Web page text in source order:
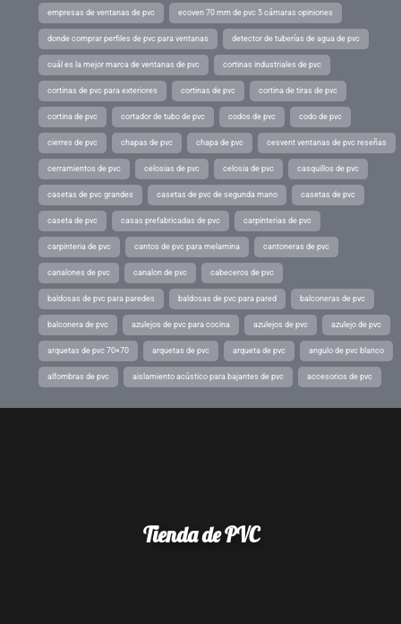
empresas de ventanas de pvc ecoven 70 mm de pvc 5 cámaras opiniones
donde comprar perfiles de pvc para ventanas detector de tuberías de agua de pvc
cuál es la mejor marca de ventanas de pvc cortinas industriales de pvc
cortinas de pvc para exteriores cortinas de pvc cortina de tiras de pvc
cortina de pvc cortador de tubo de pvc codos de pvc codo de pvc
cierres de pvc chapas de pvc chapa de pvc cesvent ventanas de pvc reseñas
cerramientos de pvc celosias de pvc celosia de pvc casquillos de pvc
casetas de pvc grandes casetas de pvc de segunda mano casetas de pvc
caseta de pvc casas prefabricadas de pvc carpinterias de pvc
carpinteria de pvc cantos de pvc para melamina cantoneras de pvc
canalones de pvc canalon de pvc cabeceros de pvc
baldosas de pvc para paredes baldosas de pvc para pared balconeras de pvc
balconera de pvc azulejos de pvc para cocina azulejos de pvc azulejo de pvc
arquetas de pvc 70×70 arquetas de pvc arqueta de pvc angulo de pvc blanco
alfombras de pvc aislamiento acústico para bajantes de pvc accesorios de pvc
Tienda de PVC